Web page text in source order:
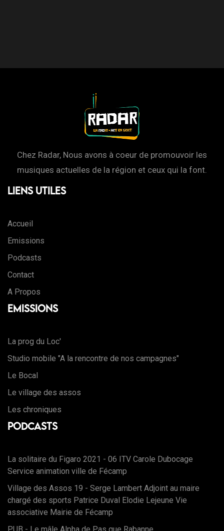
Chez Radar, Nous avons à coeur de promouvoir les
musiques actuelles de la région et ceux qui la font.
Liens Utiles
Accueil
Emissions
Podcasts
Contact
A Propos
Emissions
La prog du Loc'
Studio mobile "A la rencontre de nos campagnes"
Le Bocal
Le village des assos
Les chroniques
Podcasts
La solitaire du Figaro 2021 - 06 ITV Carole Dubocage
Service animation ville de Fécamp
Village des Assos 19 - Serge Lambert Adjoint au maire
chargé des sports Patrice Duval Elodie Lejeune Vie
associative Mairie de Fécamp